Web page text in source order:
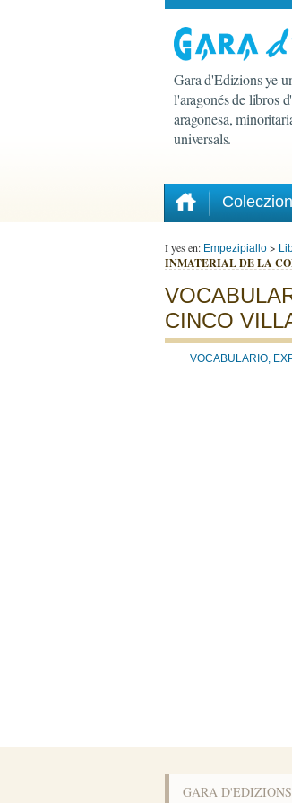
Gara d'Edizions ye
l'aragonés de libros
aragonesa,
universals.
I yes en: Empezipiallo >
INMATERIAL DE LA
CINCO
VOCABULARIO,
GARA D'EDIZIONS